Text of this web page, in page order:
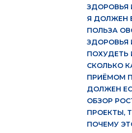
ЗДОРОВЬЯ
Я ДОЛЖЕН
ПОЛЬЗА
ЗДОРОВЬЯ
ПОХУДЕТЬ
СКОЛЬКО
ПРИЁМОМ
ДОЛЖЕН
ОБЗОР
ПРОЕКТЫ,
ПОЧЕМУ